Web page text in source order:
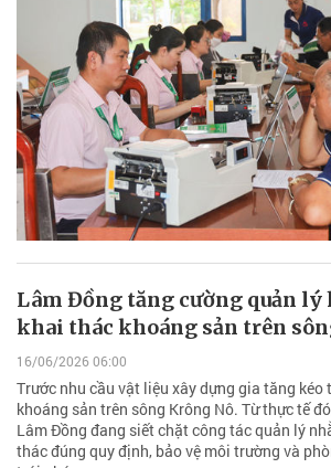
Lâm Đồng tăng cường quản lý
khai thác khoáng sản trên
16/06/2026 06:00
Trước nhu cầu vật liệu xây dựng gia tăng kéo
khoáng sản trên sông Krông Nô. Từ thực tế
Lâm Đồng đang siết chặt công tác quản lý
thác đúng quy định, bảo vệ môi trường và